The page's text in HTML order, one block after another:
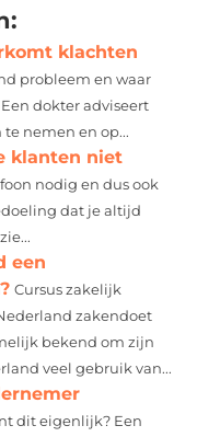
klachten
probleem en waar
dokter adviseert
nemen en op...
klanten niet
nodig en dus ook
dat je altijd
een
Cursus zakelijk
zakendoet
bekend om zijn
veel gebruik van...
dit eigenlijk? Een